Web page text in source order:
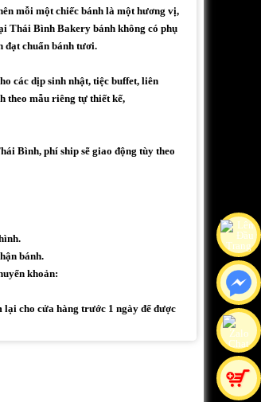
mỗi một chiếc bánh là một hương vị,
Thái Bình Bakery bánh không có phụ
đạt chuẩn bánh tươi.
các dịp sinh nhật, tiệc buffet, liên
theo mẫu riêng tự thiết kế,
Bình, phí ship sẽ giao động tùy theo
bánh.
khoản:
lại cho cửa hàng trước 1 ngày để được